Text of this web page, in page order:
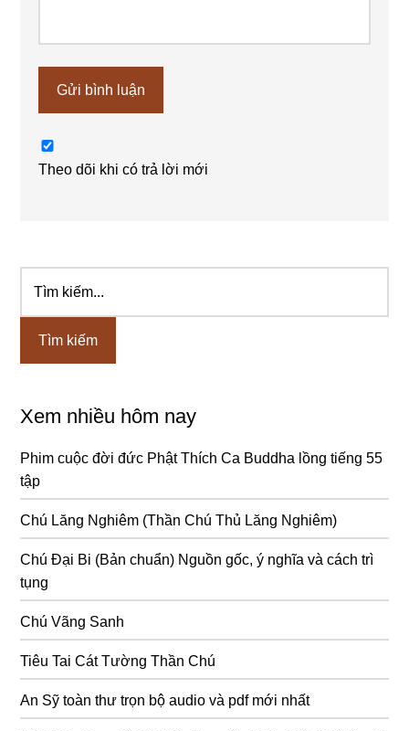
Theo dõi khi có trả lời mới
Sidebar
chính
kiếm...
Xem nhiều hôm nay
Phim cuộc đời đức Phật Thích Ca Buddha lồng tiếng 55
tập
Chú Lăng Nghiêm (Thần Chú Thủ Lăng Nghiêm)
Chú Đại Bi (Bản chuẩn) Nguồn gốc, ý nghĩa và cách trì
tụng
Chú Vãng Sanh
Tiêu Tai Cát Tường Thần Chú
An Sỹ toàn thư trọn bộ audio và pdf mới nhất